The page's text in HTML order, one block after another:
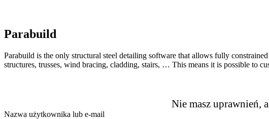
Parabuild
Parabuild is the only structural steel detailing software that allows fully
structures, trusses, wind bracing, cladding, stairs, … This means it is possible to
Nie masz uprawnień,
Nazwa użytkownika lub e-mail